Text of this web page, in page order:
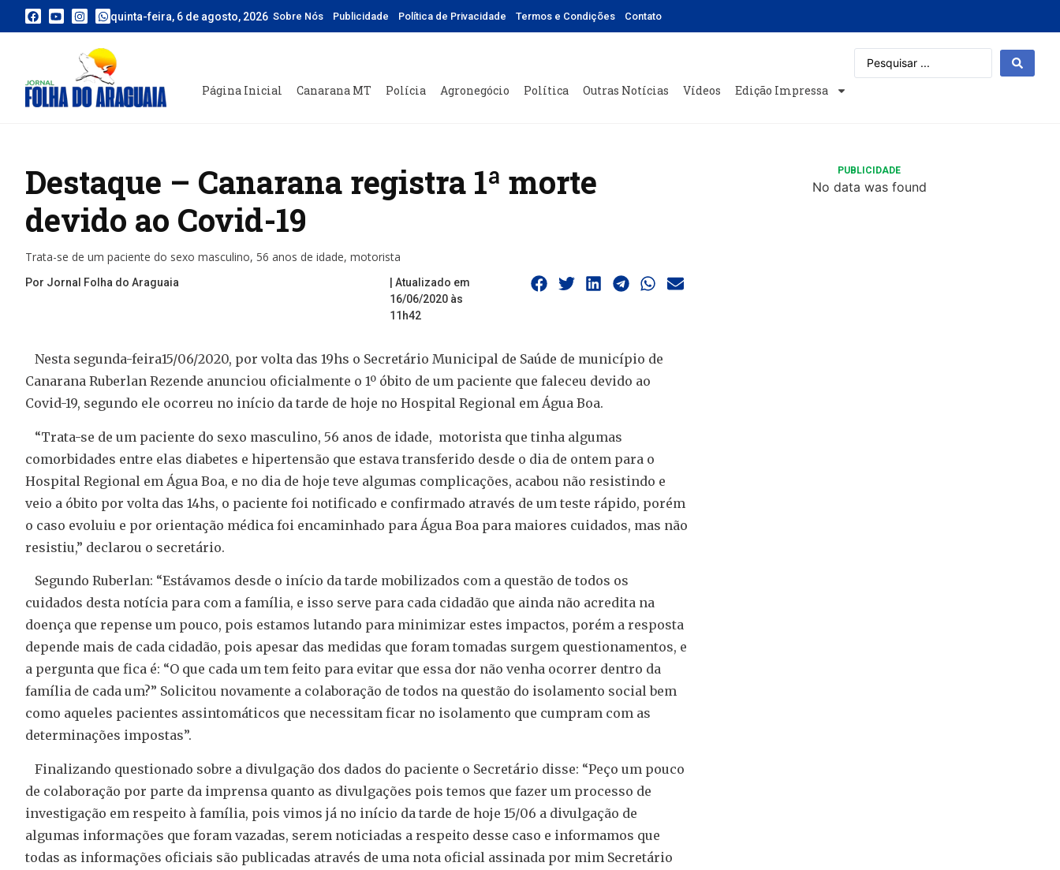
quinta-feira, 6 de agosto, 2026 Sobre Nós Publicidade Política de Privacidade Termos e Condições Contato
Página Inicial Canarana MT Polícia Agronegócio Política Outras Notícias Vídeos Edição Impressa
Destaque – Canarana registra 1ª morte
devido ao Covid-19
Trata-se de um paciente do sexo masculino, 56 anos de idade, motorista
Por Jornal Folha do Araguaia
| Atualizado em
16/06/2020 às
11h42
Nesta segunda-feira15/06/2020, por volta das 19hs o Secretário Municipal de Saúde de município de
Canarana Ruberlan Rezende anunciou oficialmente o 1º óbito de um paciente que faleceu devido ao
Covid-19, segundo ele ocorreu no início da tarde de hoje no Hospital Regional em Água Boa.
“Trata-se de um paciente do sexo masculino, 56 anos de idade, motorista que tinha algumas
comorbidades entre elas diabetes e hipertensão que estava transferido desde o dia de ontem para o
Hospital Regional em Água Boa, e no dia de hoje teve algumas complicações, acabou não resistindo e
veio a óbito por volta das 14hs, o paciente foi notificado e confirmado através de um teste rápido, porém
o caso evoluiu e por orientação médica foi encaminhado para Água Boa para maiores cuidados, mas não
resistiu,” declarou o secretário.
Segundo Ruberlan: “Estávamos desde o início da tarde mobilizados com a questão de todos os
cuidados desta notícia para com a família, e isso serve para cada cidadão que ainda não acredita na
doença que repense um pouco, pois estamos lutando para minimizar estes impactos, porém a resposta
depende mais de cada cidadão, pois apesar das medidas que foram tomadas surgem questionamentos, e
a pergunta que fica é: “O que cada um tem feito para evitar que essa dor não venha ocorrer dentro da
família de cada um?” Solicitou novamente a colaboração de todos na questão do isolamento social bem
como aqueles pacientes assintomáticos que necessitam ficar no isolamento que cumpram com as
determinações impostas”.
Finalizando questionado sobre a divulgação dos dados do paciente o Secretário disse: “Peço um pouco
de colaboração por parte da imprensa quanto as divulgações pois temos que fazer um processo de
investigação em respeito à família, pois vimos já no início da tarde de hoje 15/06 a divulgação de
algumas informações que foram vazadas, serem noticiadas a respeito desse caso e informamos que
todas as informações oficiais são publicadas através de uma nota oficial assinada por mim Secretário
PUBLICIDADE
No data was found